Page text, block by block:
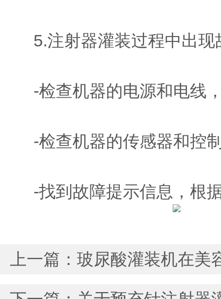
5.注射器灌装过程中出现
-检查机器的电源和电线，
-检查机器的传感器和控制
-找到故障提示信息，根据
上一篇： 玻尿酸灌装机在美